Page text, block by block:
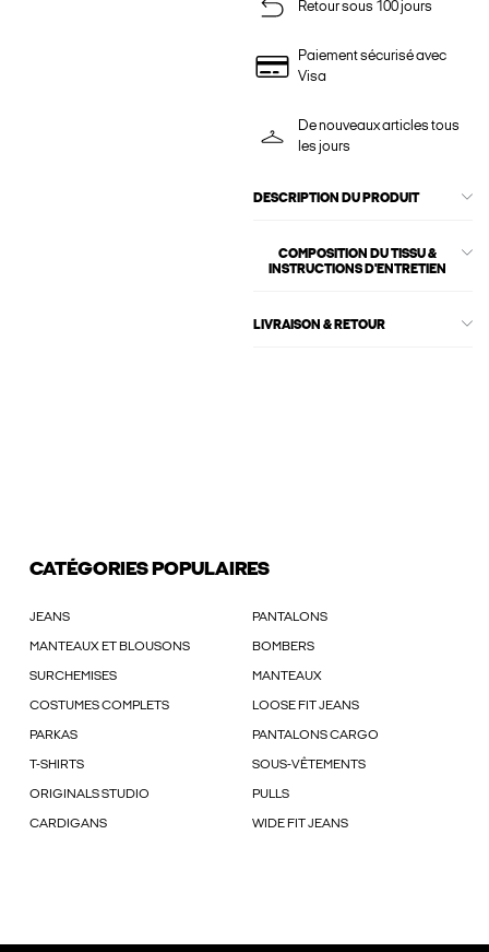
Retour sous 100 jours
Paiement sécurisé avec
Visa
De nouveaux articles tous
les jours
DESCRIPTION DU PRODUIT
COMPOSITION DU TISSU &
INSTRUCTIONS D'ENTRETIEN
LIVRAISON & RETOUR
CATÉGORIES POPULAIRES
JEANS PANTALONS
MANTEAUX ET BLOUSONS BOMBERS
SURCHEMISES MANTEAUX
COSTUMES COMPLETS LOOSE FIT JEANS
PARKAS PANTALONS CARGO
T-SHIRTS SOUS-VÊTEMENTS
ORIGINALS STUDIO PULLS
CARDIGANS WIDE FIT JEANS